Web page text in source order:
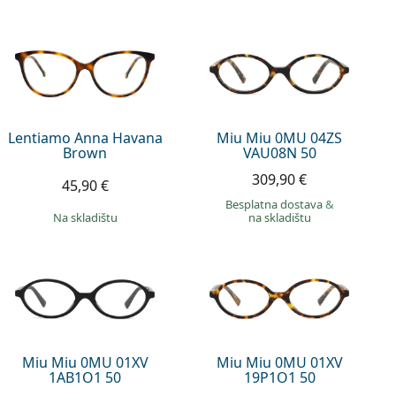
Lentiamo Anna Havana
Brown
45,90 €
na skladištu
Miu Miu 0MU 04ZS
VAU08N 50
309,90 €
Besplatna dostava&
na skladištu
Miu Miu 0MU 01XV
1AB1O1 50
Miu Miu 0MU 01XV
19P1O1 50